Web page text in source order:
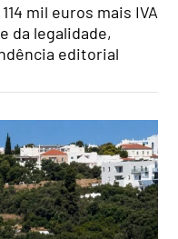
mil euros mais IVA
da legalidade,
editorial